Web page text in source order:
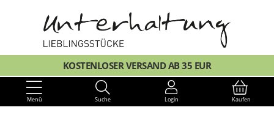
KOSTENLOSER VERSAND AB 35 EUR
Menü Suche Login Kaufen